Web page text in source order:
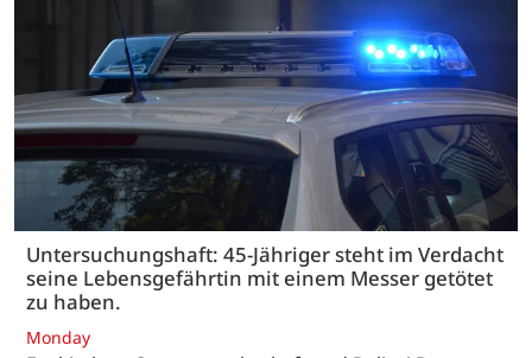
Untersuchungshaft: 45-Jähriger steht im Verdacht
seine Lebensgefährtin mit einem Messer getötet
zu haben.
Monday